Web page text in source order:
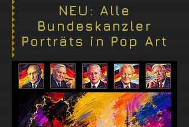
NEU: Alle
Bundeskanzler
Porträts in Pop Art